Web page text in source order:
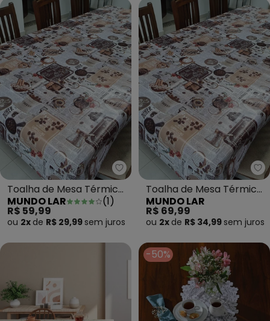
Mundo Lar - Toalha de Mesa
Toalha de Mesa Térmica
Coffee 140x210 Cm
MUNDO LAR (1)
R$ 59,99
ou 2x de R$ 29,99 sem juros
Toalha de Mesa Térmica
Coffee 140x250 Cm
MUNDO LAR
R$ 69,99
ou 2x de R$ 34,99 sem juros
-50%